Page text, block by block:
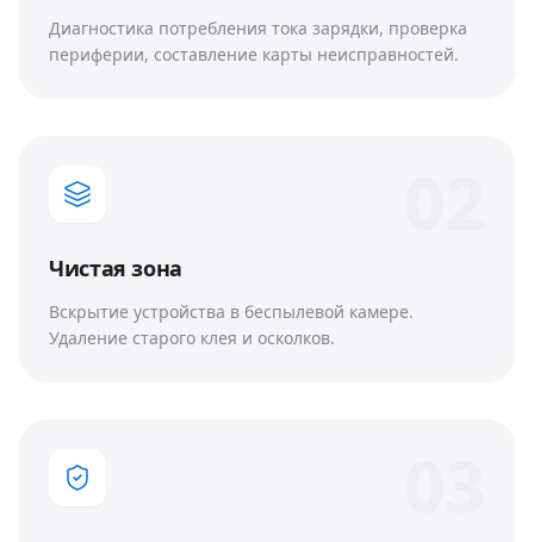
Диагностика потребления тока зарядки, проверка
периферии, составление карты неисправностей.
Чистая зона
Вскрытие устройства в беспылевой камере.
Удаление старого клея и осколков.